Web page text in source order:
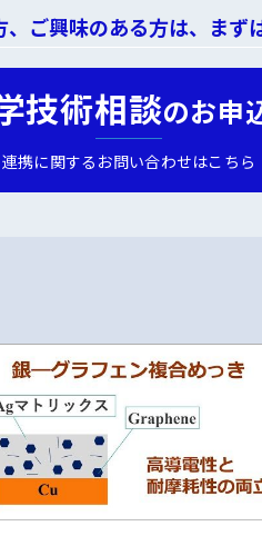
ご興味のある方は、まず
技術相談のお申
連携に関するお問い合わせはこちら